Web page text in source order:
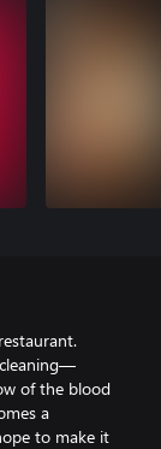
of the blood
a
to make it